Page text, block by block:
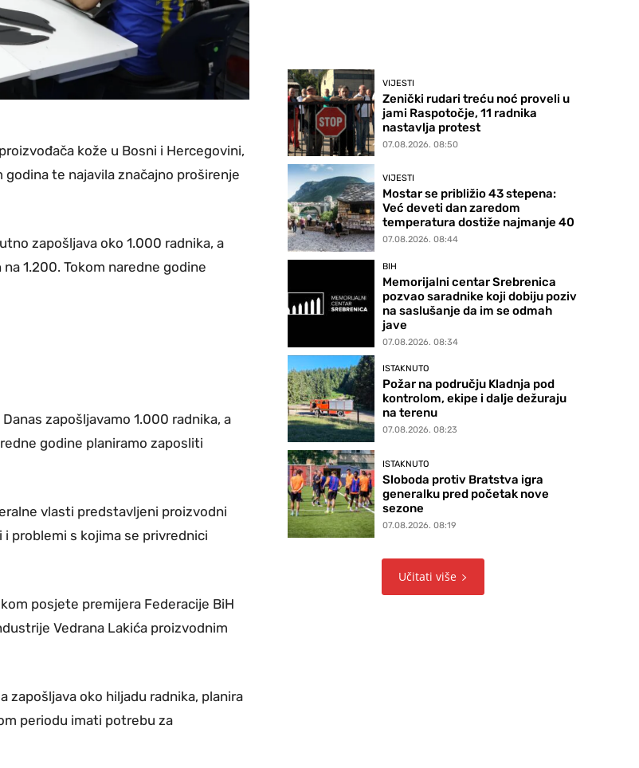
kože u Bosni i Hercegovini,
te najavila značajno proširenje
zapošljava oko 1.000 radnika, a
1.200. Tokom naredne godine
zapošljavamo 1.000 radnika, a
godine planiramo zaposliti
vlasti predstavljeni proizvodni
problemi s kojima se privrednici
posjete premijera Federacije BiH
Vedrana Lakića proizvodnim
zapošljava oko hiljadu radnika, planira
periodu imati potrebu za
VIJESTI
Zenički rudari treću noć proveli u
jami Raspotočje, 11 radnika
nastavlja protest
07.08.2026. 08:50
VIJESTI
Mostar se približio 43 stepena:
Već deveti dan zaredom
temperatura dostiže najmanje 40
07.08.2026. 08:44
BIH
Memorijalni centar Srebrenica
pozvao saradnike koji dobiju poziv
na saslušanje da im se odmah
jave
07.08.2026. 08:34
ISTAKNUTO
Požar na području Kladnja pod
kontrolom, ekipe i dalje dežuraju
na terenu
07.08.2026. 08:23
ISTAKNUTO
Sloboda protiv Bratstva igra
generalku pred početak nove
sezone
07.08.2026. 08:19
Učitati više